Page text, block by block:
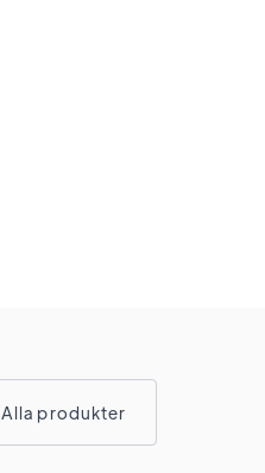
Alla produkter